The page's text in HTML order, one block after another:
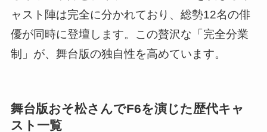
ャスト陣は完全に分かれており、総勢12名の俳
優が同時に登壇します。この贅沢な「完全分業
制」が、舞台版の独自性を高めています。
舞台版おそ松さんでF6を演じた歴代キャ
スト一覧